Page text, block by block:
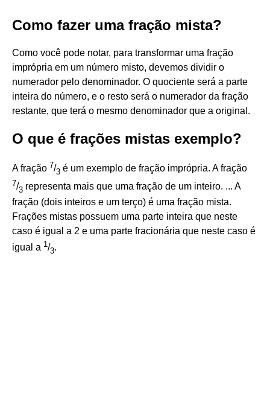
Como fazer uma fração mista?
Como você pode notar, para transformar uma fração
imprópria em um número misto, devemos dividir o
numerador pelo denominador. O quociente será a parte
inteira do número, e o resto será o numerador da fração
restante, que terá o mesmo denominador que a original.
O que é frações mistas exemplo?
A fração 7/3 é um exemplo de fração imprópria. A fração
7/3 representa mais que uma fração de um inteiro. ... A
fração (dois inteiros e um terço) é uma fração mista.
Frações mistas possuem uma parte inteira que neste
caso é igual a 2 e uma parte fracionária que neste caso é
igual a 1/3.